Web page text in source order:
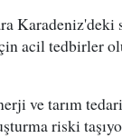
Karadeniz'deki
acil tedbirler
ve tarım
riski